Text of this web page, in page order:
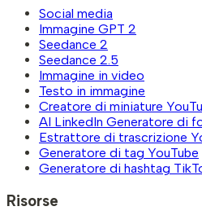
Social media
Immagine GPT 2
Seedance 2
Seedance 2.5
Immagine in video
Testo in immagine
Creatore di miniature
AI LinkedIn Generatore di
Estrattore di trascrizione
Generatore di tag YouTube
Generatore di hashtag
Risorse